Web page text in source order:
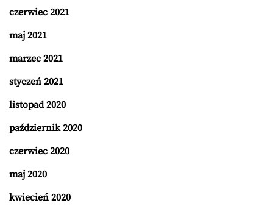
czerwiec 2021
maj 2021
marzec 2021
styczeń 2021
listopad 2020
październik 2020
czerwiec 2020
maj 2020
kwiecień 2020